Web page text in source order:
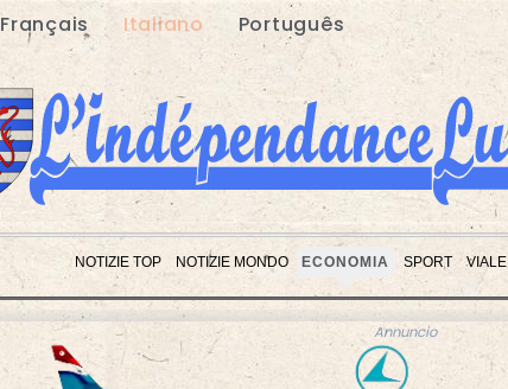
Français Italiano Português
NOTIZIE TOP NOTIZIE MONDO ECONOMIA SPORT VIALE
Annuncio